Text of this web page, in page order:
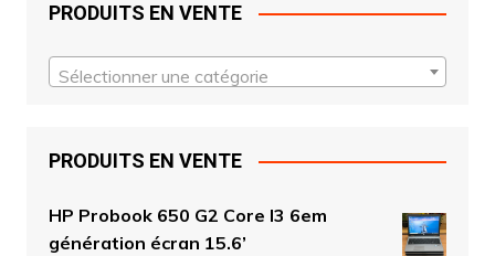
PRODUITS EN VENTE
Sélectionner une catégorie
PRODUITS EN VENTE
HP Probook 650 G2 Core I3 6em
génération écran 15.6’